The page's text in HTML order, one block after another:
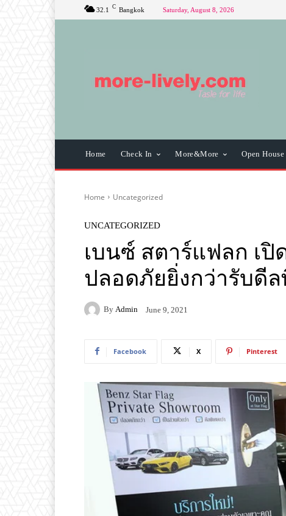
32.1 C Bangkok Saturday, August 8, 2026
Home Check In More&More Open House
Home Uncategorized
UNCATEGORIZED
เบนซ์ สตาร์แฟลก เปิด
ปลอดภัยยิ่งกว่ารับดีล
By Admin June 9, 2021
Facebook X Pinterest